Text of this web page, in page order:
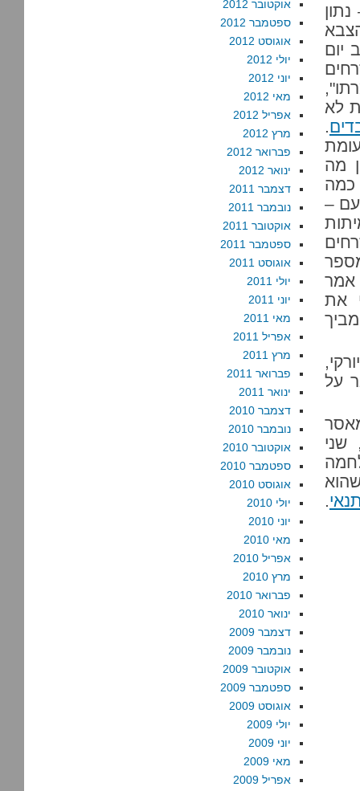
יום
111; בשיחות לא
.
מה
כמה
–
אמר
את
על
שני
.
אוקטובר 2012
ספטמבר 2012
אוגוסט 2012
יולי 2012
יוני 2012
מאי 2012
אפריל 2012
מרץ 2012
פברואר 2012
ינואר 2012
דצמבר 2011
נובמבר 2011
אוקטובר 2011
ספטמבר 2011
אוגוסט 2011
יולי 2011
יוני 2011
מאי 2011
אפריל 2011
מרץ 2011
פברואר 2011
ינואר 2011
דצמבר 2010
נובמבר 2010
אוקטובר 2010
ספטמבר 2010
אוגוסט 2010
יולי 2010
יוני 2010
מאי 2010
אפריל 2010
מרץ 2010
פברואר 2010
ינואר 2010
דצמבר 2009
נובמבר 2009
אוקטובר 2009
ספטמבר 2009
אוגוסט 2009
יולי 2009
יוני 2009
מאי 2009
אפריל 2009